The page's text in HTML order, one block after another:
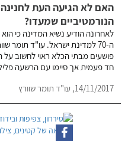
האם לא הגיעה העת
הנורמטיביים שמעדו?
לאחרונה הודיע נשיא המדינה כי
ה-70 למדינת ישראל. עו"ד תומר
פושעים מבתי הכלא ראוי לחשוב על
חד פעמית אך סיימו עם הרשעה
14/11/2017, עו"ד תומר שוורץ